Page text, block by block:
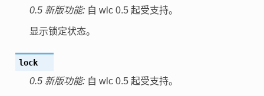
0.5 新版功能: 自 wlc 0.5 起受支持。
显示锁定状态。
lock
0.5 新版功能: 自 wlc 0.5 起受支持。